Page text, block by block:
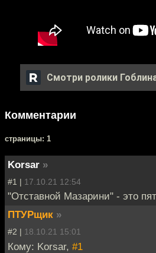
Смотри ролики
Комментарии
cтраницы: 1
Korsar »
#1 | 17.10.21 12:54
"Отставной Мазарини" - это
ПТУРщик »
#2 | 18.10.21 15:01
Кому: Korsar, #1